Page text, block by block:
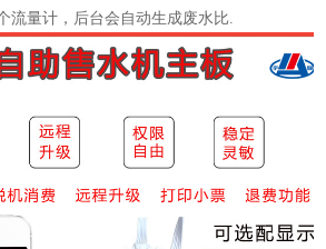
流量计，后台会自动生成废水比.